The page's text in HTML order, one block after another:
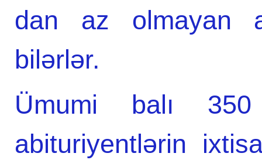
dan az olmayan
bilərlər.
Ümumi balı
abituriyentlərin